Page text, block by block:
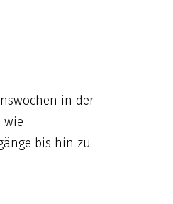
in der
wie
bis hin zu